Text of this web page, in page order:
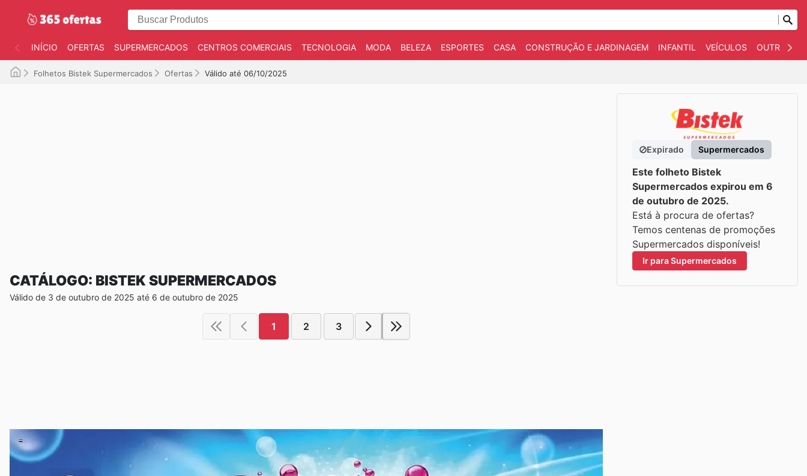
INÍCIO OFERTAS SUPERMERCADOS CENTROS COMERCIAIS TECNOLOGIA MODA BELEZA ESPORTES CASA CONSTRUÇÃO E JARDINAGEM INFANTIL VEÍCULOS OUTROS
Folhetos Bistek Supermercados Ofertas Válido até 06/10/2025
CATÁLOGO: BISTEK SUPERMERCADOS
Válido de 3 de outubro de 2025 até 6 de outubro de 2025
1 2 3
Expirado Supermercados
Este folheto Bistek
Supermercados expirou em 6
de outubro de 2025.
Está à procura de ofertas?
Temos centenas de promoções
Supermercados disponíveis!
Ir para Supermercados